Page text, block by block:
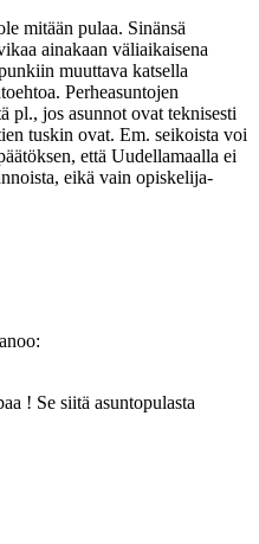
mitään pulaa. Sinänsä
ainakaan väliaikaisena
muuttava katsella
Perheasuntojen
pl., jos asunnot ovat teknisesti
tuskin ovat. Em. seikoista voi
että Uudellamaalla ei
eikä vain opiskelija-
! Se siitä asuntopulasta